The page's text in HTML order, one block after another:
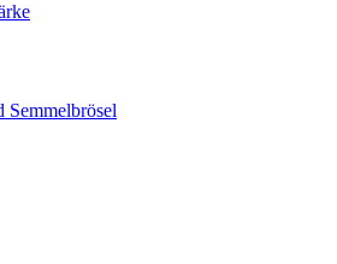
Semmelbrösel